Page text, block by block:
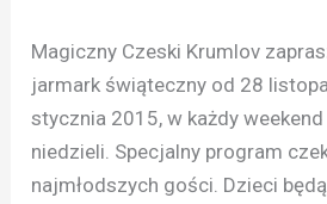
Magiczny Czeski Krumlov
jarmark świąteczny od 28
stycznia 2015, w każdy
niedzieli. Specjalny program
najmłodszych gości. Dzieci